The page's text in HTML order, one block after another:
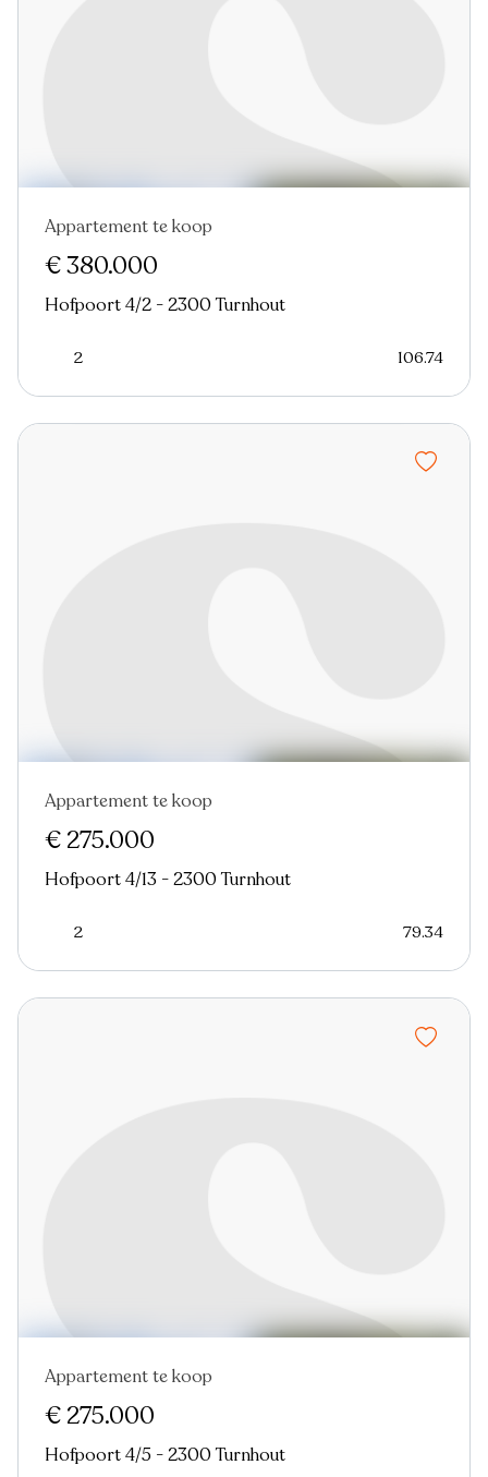
Nieuw
Appartement te koop
€ 380.000
Hofpoort 4/2 - 2300 Turnhout
2 106.74
Nieuw
Appartement te koop
€ 275.000
Hofpoort 4/13 - 2300 Turnhout
2 79.34
Nieuw
Appartement te koop
€ 275.000
Hofpoort 4/5 - 2300 Turnhout